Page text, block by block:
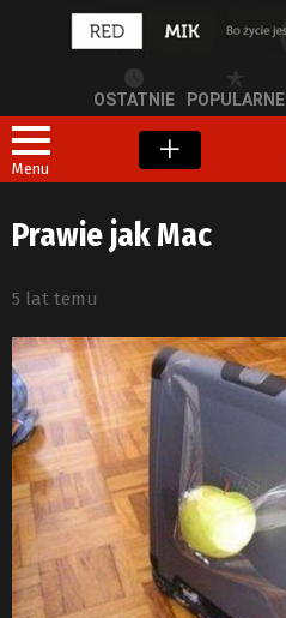
OSTATNIE POPULARNE
Menu
Prawie jak Mac
5 lat temu